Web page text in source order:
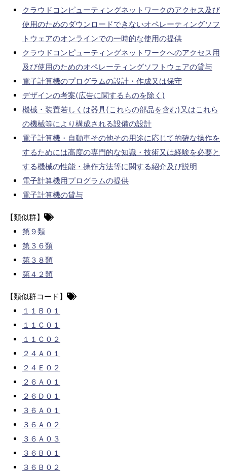
クラウドコンピューティングネットワークのアクセス及び
使用のためのダウンロードできないオペレーティングソフ
トウェアのオンラインでの一時的な使用の提供
クラウドコンピューティングネットワークへのアクセス用
及び使用のためのオペレーティングソフトウェアの貸与
電子計算機のプログラムの設計・作成又は保守
デザインの考案(広告に関するものを除く)
機械・装置若しくは器具(これらの部品を含む)又はこれら
の機械等により構成される設備の設計
電子計算機・自動車その他その用途に応じて的確な操作を
するためには高度の専門的な知識・技術又は経験を必要と
する機械の性能・操作方法等に関する紹介及び説明
電子計算機用プログラムの提供
電子計算機の貸与
【類似群】
第９類
第３６類
第３８類
第４２類
【類似群コード】
１１Ｂ０１
１１Ｃ０１
１１Ｃ０２
２４Ａ０１
２４Ｅ０２
２６Ａ０１
２６Ｄ０１
３６Ａ０１
３６Ａ０２
３６Ａ０３
３６Ｂ０１
３６Ｂ０２